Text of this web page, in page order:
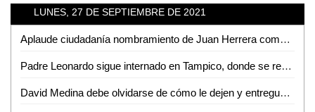
LUNES, 27 DE SEPTIEMBRE DE 2021
Aplaude ciudadanía nombramiento de Juan Herrera como próximo director de la policía municipal
Padre Leonardo sigue internado en Tampico, donde se recupera poco a poco
David Medina debe olvidarse de cómo le dejen y entreguen: Manuel Guerrero